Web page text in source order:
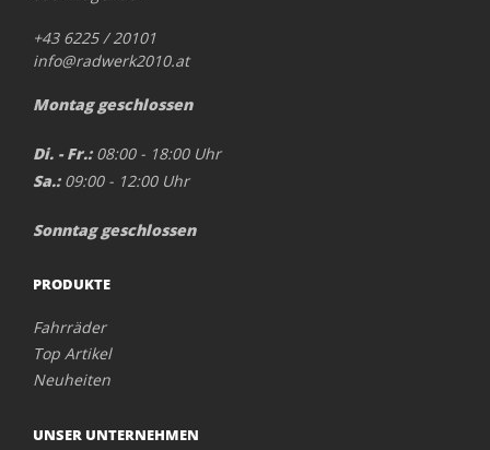
+43 6225 / 20101
info@radwerk2010.at
Montag geschlossen
Di. - Fr.:08:00 - 18:00 Uhr
Sa.:09:00 - 12:00 Uhr
Sonntag geschlossen
PRODUKTE
Fahrräder
Top Artikel
Neuheiten
UNSER UNTERNEHMEN